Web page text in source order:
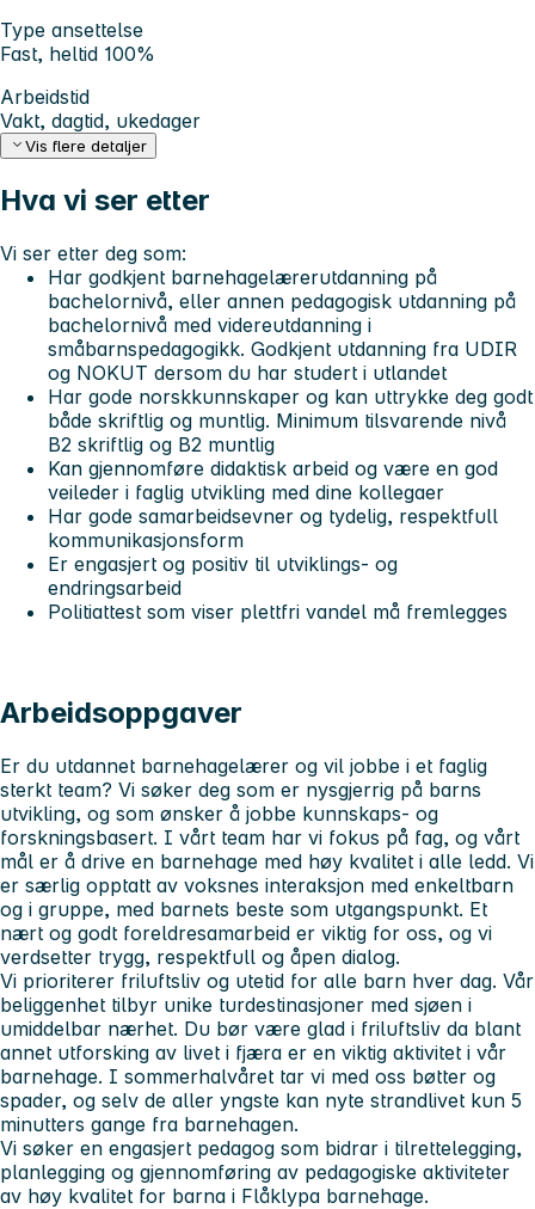
Type ansettelse
Fast, heltid 100%
Arbeidstid
Vakt, dagtid, ukedager
Vis flere detaljer
Hva vi ser etter
Vi ser etter deg som:
Har godkjent barnehagelærerutdanning på
bachelornivå, eller annen pedagogisk utdanning på
bachelornivå med videreutdanning i
småbarnspedagogikk. Godkjent utdanning fra UDIR
og NOKUT dersom du har studert i utlandet
Har gode norskkunnskaper og kan uttrykke deg godt
både skriftlig og muntlig. Minimum tilsvarende nivå
B2 skriftlig og B2 muntlig
Kan gjennomføre didaktisk arbeid og være en god
veileder i faglig utvikling med dine kollegaer
Har gode samarbeidsevner og tydelig, respektfull
kommunikasjonsform
Er engasjert og positiv til utviklings- og
endringsarbeid
Politiattest som viser plettfri vandel må fremlegges
Arbeidsoppgaver
Er du utdannet barnehagelærer og vil jobbe i et faglig
sterkt team? Vi søker deg som er nysgjerrig på barns
utvikling, og som ønsker å jobbe kunnskaps- og
forskningsbasert. I vårt team har vi fokus på fag, og vårt
mål er å drive en barnehage med høy kvalitet i alle ledd. Vi
er særlig opptatt av voksnes interaksjon med enkeltbarn
og i gruppe, med barnets beste som utgangspunkt. Et
nært og godt foreldresamarbeid er viktig for oss, og vi
verdsetter trygg, respektfull og åpen dialog.
Vi prioriterer friluftsliv og utetid for alle barn hver dag. Vår
beliggenhet tilbyr unike turdestinasjoner med sjøen i
umiddelbar nærhet. Du bør være glad i friluftsliv da blant
annet utforsking av livet i fjæra er en viktig aktivitet i vår
barnehage. I sommerhalvåret tar vi med oss bøtter og
spader, og selv de aller yngste kan nyte strandlivet kun 5
minutters gange fra barnehagen.
Vi søker en engasjert pedagog som bidrar i tilrettelegging,
planlegging og gjennomføring av pedagogiske aktiviteter
av høy kvalitet for barna i Flåklypa barnehage.